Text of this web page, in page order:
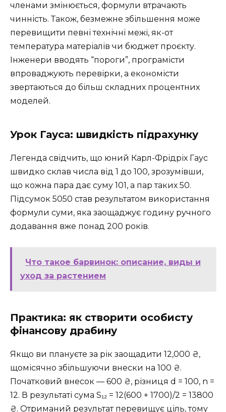
членами змінюється, формули втрачають
чинність. Також, безмежне збільшення може
перевищити певні технічні межі, як-от
температура матеріалів чи бюджет проєкту.
Інженери вводять “пороги”, програмісти
впроваджують перевірки, а економісти
звертаються до більш складних процентних
моделей.
Урок Гауса: швидкість підрахунку
Легенда свідчить, що юний Карл-Фрідріх Гаус
швидко склав числа від 1 до 100, зрозумівши,
що кожна пара дає суму 101, а пар таких 50.
Підсумок 5050 став результатом використання
формули суми, яка заощаджує годину ручного
додавання вже понад 200 років.
Что такое барвинок: описание, виды и
уход за растением
Практика: як створити особисту
фінансову драбину
Якщо ви плануєте за рік заощадити 12,000 ₴,
щомісячно збільшуючи внески на 100 ₴.
Початковий внесок — 600 ₴, різниця d = 100, n =
12. В результаті сума S₁₂ = 12(600 + 1700)/2 = 13800
₴. Отриманий результат перевищує ціль, тому